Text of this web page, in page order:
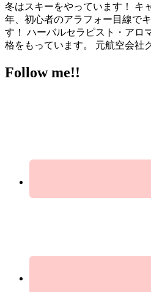
冬はスキーをやっています！ キ
年、初心者のアラフォー目線で
す！ ハーバルセラピスト・アロ
格をもっています。 元航空会社
Follow me!!